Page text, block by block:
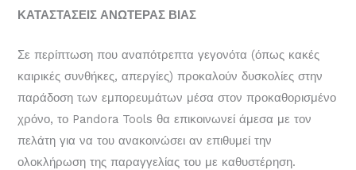
ΚΑΤΑΣΤΑΣΕΙΣ ΑΝΩΤΕΡΑΣ ΒΙΑΣ
Σε περίπτωση που αναπότρεπτα γεγονότα (όπως κακές
καιρικές συνθήκες, απεργίες) προκαλούν δυσκολίες στην
παράδοση των εμπορευμάτων μέσα στον προκαθορισμένο
χρόνο, το Pandora Tools θα επικοινωνεί άμεσα με τον
πελάτη για να του ανακοινώσει αν επιθυμεί την
ολοκλήρωση της παραγγελίας του με καθυστέρηση.